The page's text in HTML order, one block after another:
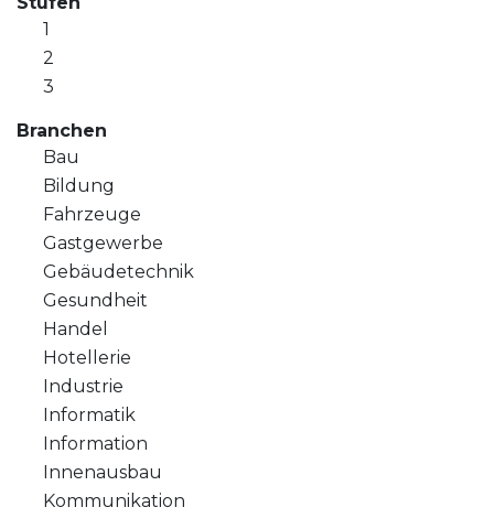
1
2
3
Branchen
Bau
Bildung
Fahrzeuge
Gastgewerbe
Gebäudetechnik
Gesundheit
Handel
Hotellerie
Industrie
Informatik
Information
Innenausbau
Kommunikation